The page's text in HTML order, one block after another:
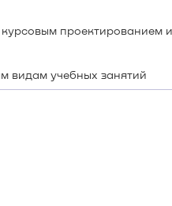
проектированием
видам учебных занятий